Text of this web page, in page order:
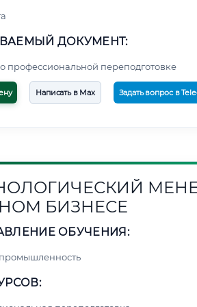
ДОКУМЕНТ:
профессиональной переподготовке
Написать в Max Задать вопрос в
БИЗНЕСЕ
ОБУЧЕНИЯ: